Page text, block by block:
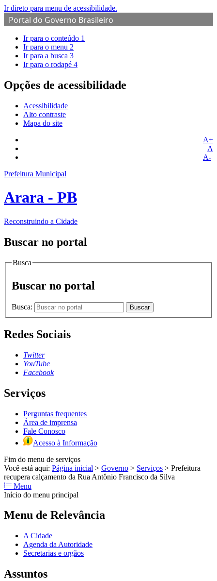
Ir direto para menu de acessibilidade.
Portal do Governo Brasileiro
Ir para o conteúdo 1
Ir para o menu 2
Ir para a busca 3
Ir para o rodapé 4
Opções de acessibilidade
Acessibilidade
Alto contraste
Mapa do site
A+
A
A-
Prefeitura Municipal
Arara - PB
Reconstruindo a Cidade
Buscar no portal
Busca
Buscar no portal
Busca: Buscar
Redes Sociais
Twitter
YouTube
Facebook
Serviços
Perguntas frequentes
Área de imprensa
Fale Conosco
Acesso à Informação
Fim do menu de serviços
Você está aqui: Página inicial > Governo > Serviços > Prefeitura
recupera calçamento da Rua Antônio Francisco da Silva
Menu
Início do menu principal
Menu de Relevância
A Cidade
Agenda da Autoridade
Secretarias e orgãos
Assuntos